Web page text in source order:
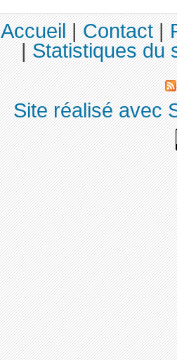
Accueil|Contact|
|Statistiques du
Site réalisé avec